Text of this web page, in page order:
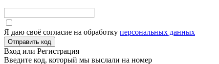
Я даю своё согласие на обработку персональных данных
Отправить код
Вход или Регистрация
Введите код, который мы выслали на номер